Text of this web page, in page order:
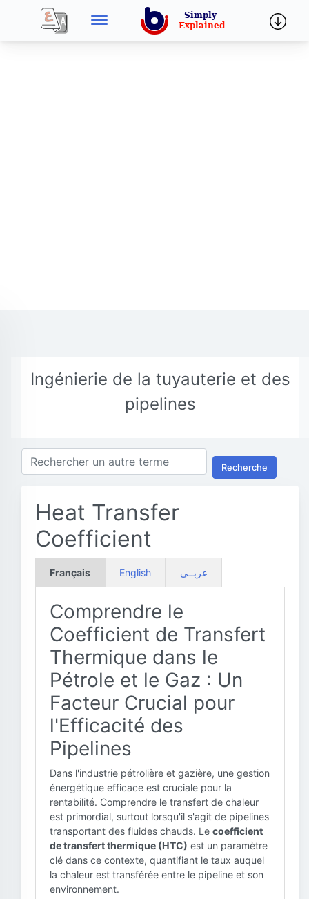
Ingénierie de la tuyauterie et des
pipelines
Recherche
Heat Transfer
Coefficient
Français English عربــي
Comprendre le
Coefficient de Transfert
Thermique dans le
Pétrole et le Gaz : Un
Facteur Crucial pour
l'Efficacité des
Pipelines
Dans l'industrie pétrolière et gazière, une gestion
énergétique efficace est cruciale pour la
rentabilité. Comprendre le transfert de chaleur
est primordial, surtout lorsqu'il s'agit de pipelines
transportant des fluides chauds. Le coefficient
de transfert thermique (HTC) est un paramètre
clé dans ce contexte, quantifiant le taux auquel
la chaleur est transférée entre le pipeline et son
environnement.